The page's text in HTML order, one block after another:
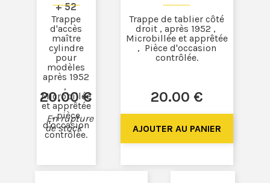
+ 52
20.00 €
En rupture
de stock
Trappe
d'accès
maître
cylindre
pour
modèles
après 1952
,
Microbillée
et apprêtée
, pièce
d'occasion
contrôlée.
20.00 €
Trappe de tablier côté
droit , après 1952 ,
Microbillée et apprêtée
, Pièce d'occasion
contrôlée.